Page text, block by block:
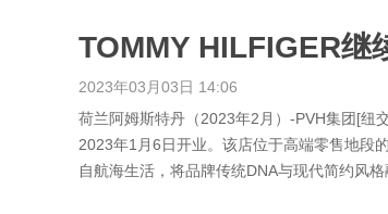
2023年03月03日 14:06
荷兰阿姆斯特丹（2023年2月）-PVH集团[纽
2023年1月6日开业。该店位于高端零售地段
自航海生活，将品牌传统DNA与现代简约风